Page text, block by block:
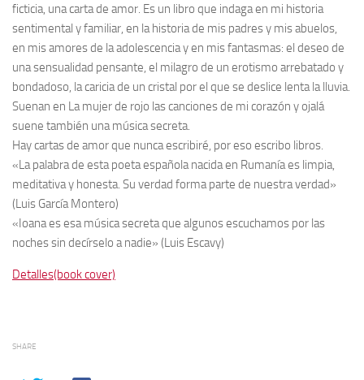
ficticia, una carta de amor. Es un libro que indaga en mi historia
sentimental y familiar, en la historia de mis padres y mis abuelos,
en mis amores de la adolescencia y en mis fantasmas: el deseo de
una sensualidad pensante, el milagro de un erotismo arrebatado y
bondadoso, la caricia de un cristal por el que se deslice lenta la lluvia.
Suenan en La mujer de rojo las canciones de mi corazón y ojalá
suene también una música secreta.
Hay cartas de amor que nunca escribiré, por eso escribo libros.
«La palabra de esta poeta española nacida en Rumanía es limpia,
meditativa y honesta. Su verdad forma parte de nuestra verdad»
(Luis García Montero)
«Ioana es esa música secreta que algunos escuchamos por las
noches sin decírselo a nadie» (Luis Escavy)
Detalles(book cover)
SHARE